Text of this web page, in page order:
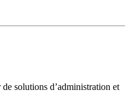
solutions d’administration et